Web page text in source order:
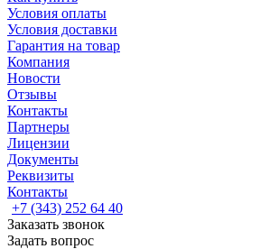
Условия оплаты
Условия доставки
Гарантия на товар
Компания
Новости
Отзывы
Контакты
Партнеры
Лицензии
Документы
Реквизиты
Контакты
+7 (343) 252 64 40
Заказать звонок
Задать вопрос